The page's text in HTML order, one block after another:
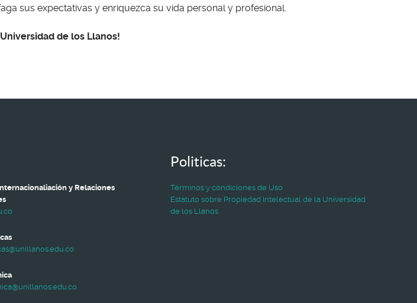
sus expectativas y enriquezca su vida personal y profesional.
de los Llanos!
y Relaciones
Politicas:
Términos y condiciones de Uso
Estatuto sobre Propiedad Intelectual de la Universidad
de los Llanos